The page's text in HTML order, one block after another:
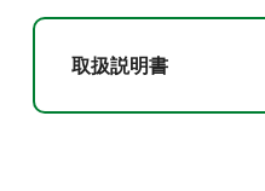
取扱説明書